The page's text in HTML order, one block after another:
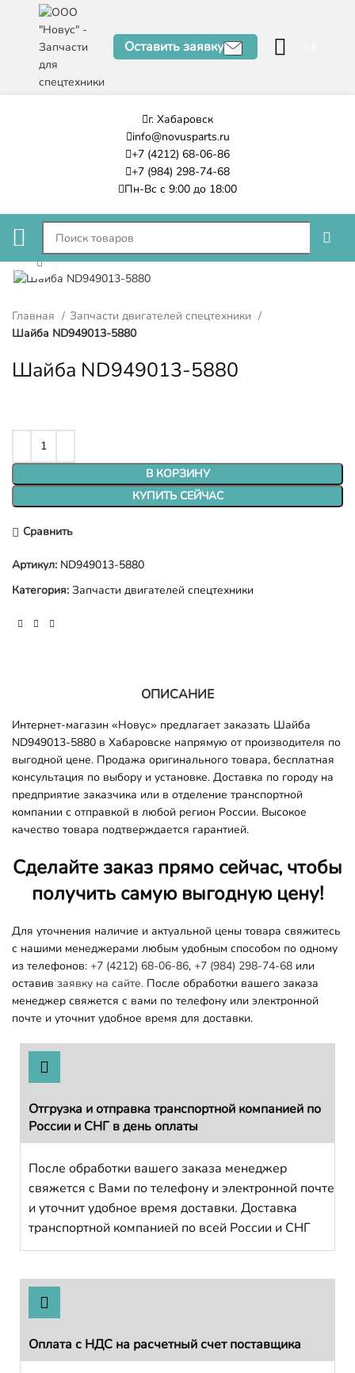
Оставить заявку
г. Хабаровск
info@novusparts.ru
+7 (4212) 68-06-86
+7 (984) 298-74-68
Пн-Вс с 9:00 до 18:00
Нажмите, чтобы увеличить
Главная
Запчасти двигателей спецтехники
Шайба ND949013-5880
Шайба ND949013-5880
В КОРЗИНУ
КУПИТЬ СЕЙЧАС
Сравнить
Артикул: ND949013-5880
Категория: Запчасти двигателей спецтехники
ОПИСАНИЕ
Интернет-магазин «Новус» предлагает заказать Шайба
ND949013-5880 в Хабаровске напрямую от производителя по
выгодной цене. Продажа оригинального товара, бесплатная
консультация по выбору и установке. Доставка по городу на
предприятие заказчика или в отделение транспортной
компании с отправкой в любой регион России. Высокое
качество товара подтверждается гарантией.
Сделайте заказ прямо сейчас, чтобы
получить самую выгодную цену!
Для уточнения наличие и актуальной цены товара свяжитесь
с нашими менеджерами любым удобным способом по одному
из телефонов: +7 (4212) 68-06-86, +7 (984) 298-74-68 или
оставив заявку на сайте. После обработки вашего заказа
менеджер свяжется с вами по телефону или электронной
почте и уточнит удобное время для доставки.
Отгрузка и отправка транспортной компанией по
России и СНГ в день оплаты
После обработки вашего заказа менеджер
свяжется с Вами по телефону и электронной почте
и уточнит удобное время доставки. Доставка
транспортной компанией по всей России и СНГ
Оплата с НДС на расчетный счет поставщика